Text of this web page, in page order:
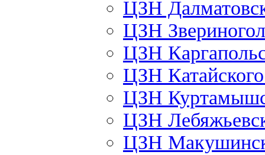
ЦЗН
ЦЗН
ЦЗН
ЦЗН
ЦЗН
ЦЗН
ЦЗН